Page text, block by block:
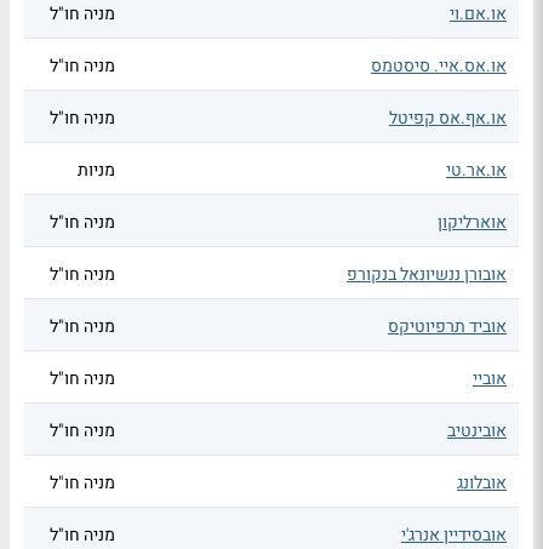
או.אם.וי מניה חו"ל
או.אס.איי. סיסטמס מניה חו"ל
או.אף.אס קפיטל מניה חו"ל
או.אר.טי מניות
אוארליקון מניה חו"ל
אובורן ננשיונאל בנקורפ מניה חו"ל
אוביד תרפיוטיקס מניה חו"ל
אוביי מניה חו"ל
אובינטיב מניה חו"ל
אובלונג מניה חו"ל
אובסידיין אנרג'י מניה חו"ל